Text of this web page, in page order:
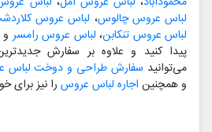
لباس عروس چالوس، لباس عروس
لباس عروس تنکابن، لباس عروس رامسر و
پیدا کنید و علاوه بر سفارش
می‌توانید سفارش طراحی و دوخت لباس
و همچنین اجاره لباس عروس را نیز برای